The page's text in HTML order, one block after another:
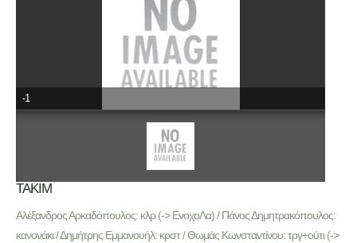
-1
ΤΑΚΙΜ
Αλέξανδρος Αρκαδόπουλος: κλρ (-> ΕνοχοΛα) / Πάνος Δημητρακόπουλος:
κανονάκι / Δημήτρης Εμμανουήλ: κρστ / Θωμάς Κωνσταντίνου: τργ+ούτι (->